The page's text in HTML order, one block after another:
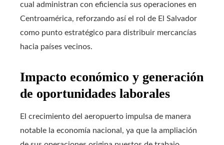
cual administran con eficiencia sus operaciones en
Centroamérica, reforzando así el rol de El Salvador
como punto estratégico para distribuir mercancías
hacia países vecinos.
Impacto económico y generación
de oportunidades laborales
El crecimiento del aeropuerto impulsa de manera
notable la economía nacional, ya que la ampliación